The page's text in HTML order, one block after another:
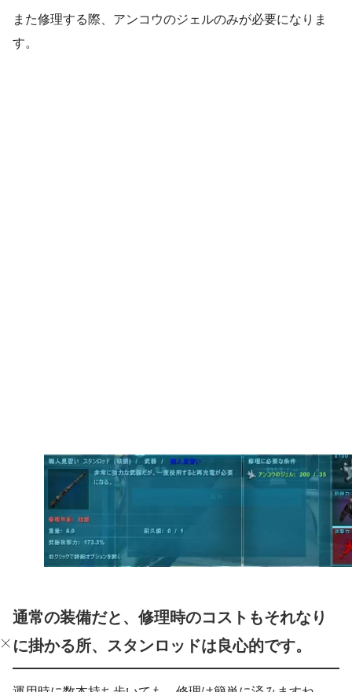
また修理する際、アンコウのジェルのみが必要になりま
す。
通常の装備だと、修理時のコストもそれなり
に掛かる所、スタンロッドは良心的です。